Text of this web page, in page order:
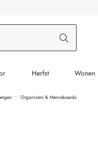
Herfst Wonen
Organizers & Memoboards